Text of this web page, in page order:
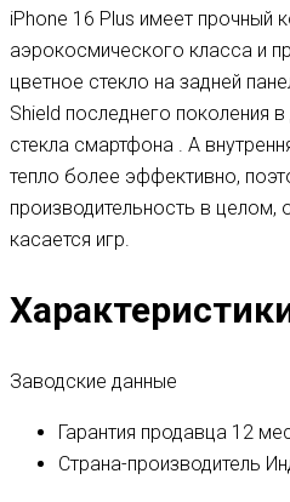
iPhone 16 Plus имеет прочный
аэрокосмического класса и
цветное стекло на задней
Shield последнего поколения
стекла смартфона . А
тепло более эффективно,
производительность в целом,
касается игр.
Заводские данные
Гарантия продавца 12
Страна-производитель